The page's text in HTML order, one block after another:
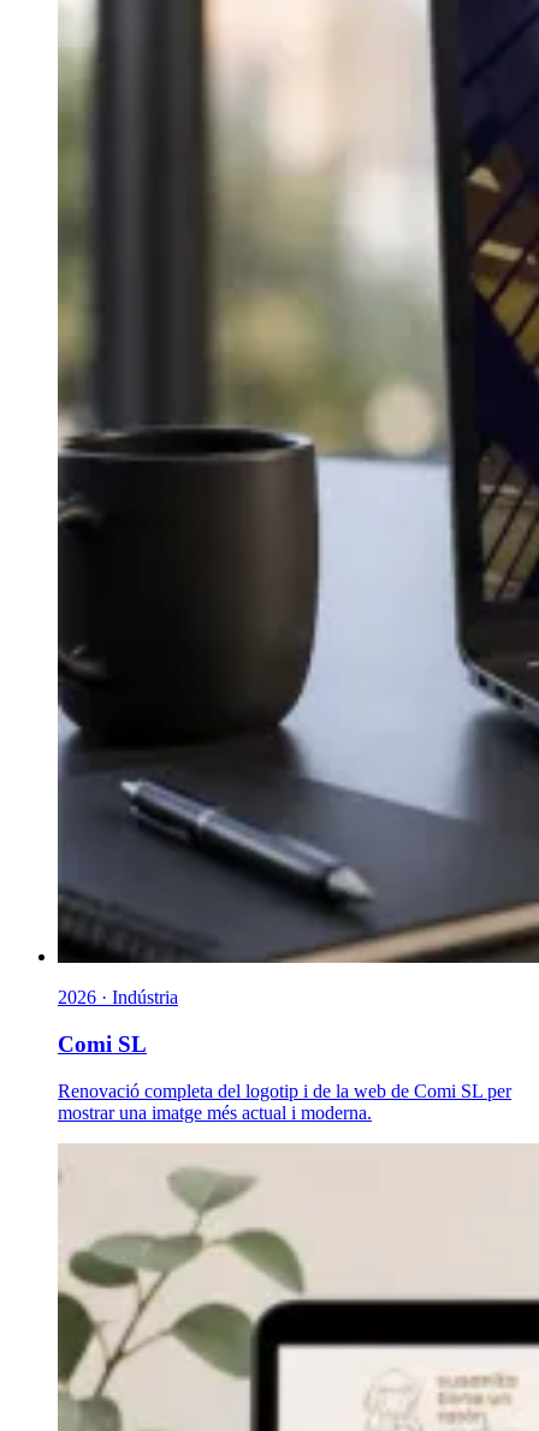
2026 · Indústria
Comi SL
Renovació completa del logotip i de la web de Comi SL per
mostrar una imatge més actual i moderna.